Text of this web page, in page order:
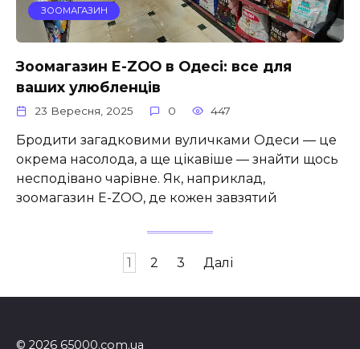
ЗООМАГАЗИН
Зоомагазин E-ZOO в Одесі: все для
ваших улюбленців
23 Вересня, 2025 0 447
Бродити загадковими вуличками Одеси — це
окрема насолода, а ще цікавіше — знайти щось
несподівано чарівне. Як, наприклад,
зоомагазин E-ZOO, де кожен завзятий
1 2 3 Далі
© 2026 65000.com.ua